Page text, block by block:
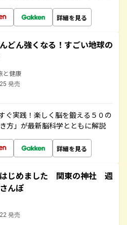
詳細を見る
どん強くなる！すごい地球の
と健康
発売
ぐ実践！楽しく脳を鍛える５０の
方」が最新脳科学とともに解説
詳細を見る
じめました 関東の神社 週
んぽ
発売